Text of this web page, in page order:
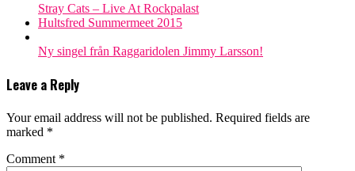
Stray Cats – Live At Rockpalast
Hultsfred Summermeet 2015
Ny singel från Raggaridolen Jimmy Larsson!
Leave a Reply
Your email address will not be published. Required fields are
marked *
Comment *